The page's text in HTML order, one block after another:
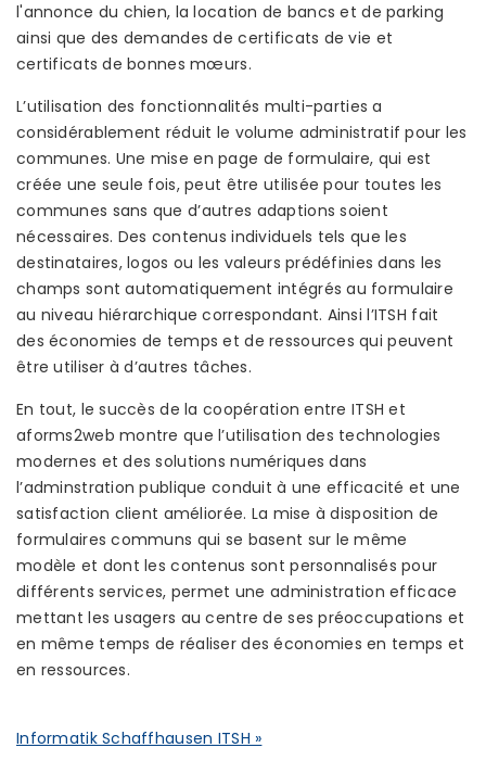
l'annonce du chien, la location de bancs et de parking
ainsi que des demandes de certificats de vie et
certificats de bonnes mœurs.
L’utilisation des fonctionnalités multi-parties a
considérablement réduit le volume administratif pour les
communes. Une mise en page de formulaire, qui est
créée une seule fois, peut être utilisée pour toutes les
communes sans que d’autres adaptions soient
nécessaires. Des contenus individuels tels que les
destinataires, logos ou les valeurs prédéfinies dans les
champs sont automatiquement intégrés au formulaire
au niveau hiérarchique correspondant. Ainsi l’ITSH fait
des économies de temps et de ressources qui peuvent
être utiliser à d’autres tâches.
En tout, le succès de la coopération entre ITSH et
aforms2web montre que l’utilisation des technologies
modernes et des solutions numériques dans
l’adminstration publique conduit à une efficacité et une
satisfaction client améliorée. La mise à disposition de
formulaires communs qui se basent sur le même
modèle et dont les contenus sont personnalisés pour
différents services, permet une administration efficace
mettant les usagers au centre de ses préoccupations et
en même temps de réaliser des économies en temps et
en ressources.
Informatik Schaffhausen ITSH »